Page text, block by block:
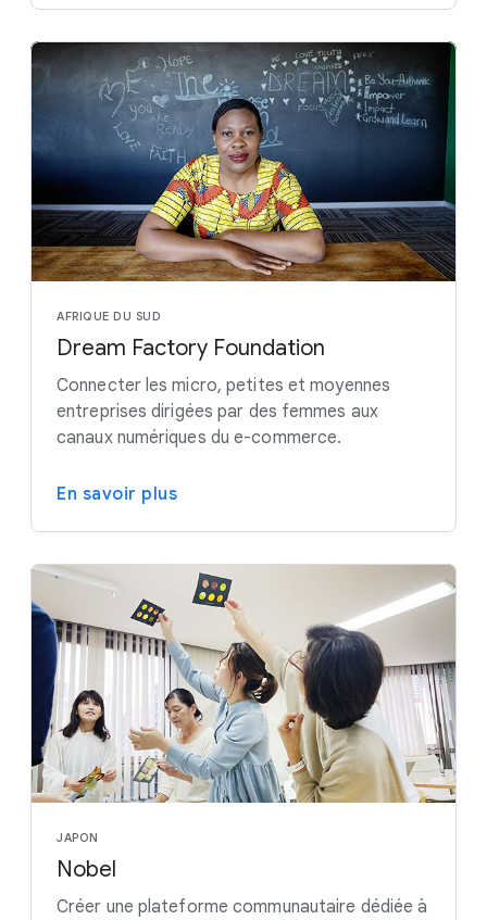
AFRIQUE DU SUD
Dream Factory Foundation
Connecter les micro, petites et moyennes
entreprises dirigées par des femmes aux
canaux numériques du e-commerce.
En savoir plus
JAPON
Nobel
Créer une plateforme communautaire dédiée à